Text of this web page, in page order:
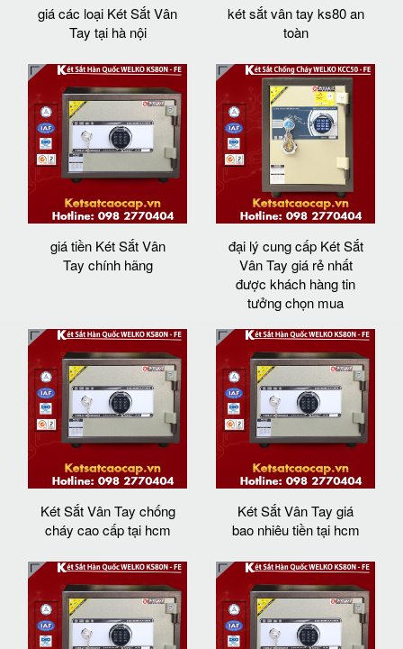
giá các loại Két Sắt Vân
Tay tại hà nội
két sắt vân tay ks80 an
toàn
giá tiền Két Sắt Vân
Tay chính hãng
đại lý cung cấp Két Sắt
Vân Tay giá rẻ nhất
được khách hàng tin
tưởng chọn mua
Két Sắt Vân Tay chống
cháy cao cấp tại hcm
Két Sắt Vân Tay giá
bao nhiêu tiền tại hcm